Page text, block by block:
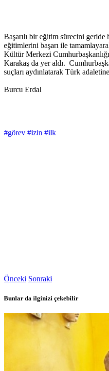
Başarılı bir eğitim sürecini geride
eğitimlerini başarı ile
Kültür Merkezi
Karakaş da yer aldı.
suçları aydınlatarak Türk
Burcu Erdal
#görev #izin #ilk
Önceki Sonraki
Bunlar da ilginizi çekebilir